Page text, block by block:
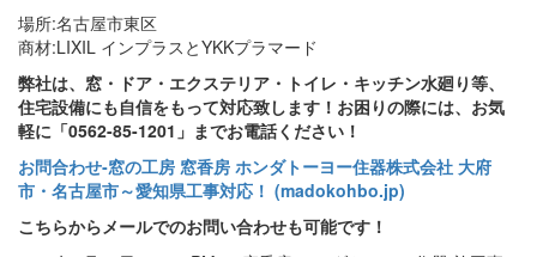
場所:名古屋市東区
商材:LIXIL インプラスとYKKプラマード
弊社は、窓・ドア・エクステリア・トイレ・キッチン水廻り等、
住宅設備にも自信をもって対応致します！お困りの際には、お気
軽に「0562-85-1201」までお電話ください！
お問合わせ‐窓の工房 窓香房 ホンダトーヨー住器株式会社 大府
市・名古屋市～愛知県工事対応！ (madokohbo.jp)
こちらからメールでのお問い合わせも可能です！